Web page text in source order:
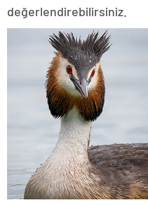
değerlendirebilirsiniz.